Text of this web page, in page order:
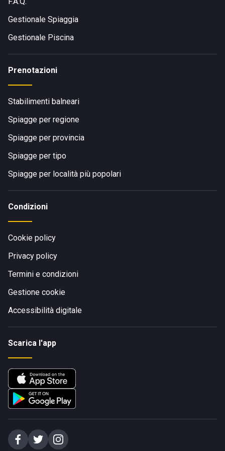
Gestionale Spiaggia
Gestionale Piscina
Prenotazioni
Stabilimenti balneari
Spiagge per regione
Spiagge per provincia
Spiagge per tipo
Spiagge per località più popolari
Condizioni
Cookie policy
Privacy policy
Termini e condizioni
Gestione cookie
Accessibilità digitale
Scarica l'app